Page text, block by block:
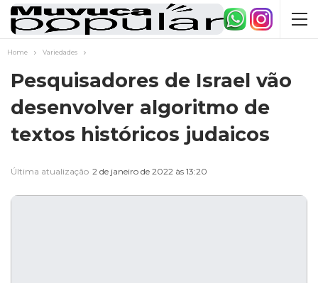
Home Variedades
Pesquisadores de Israel vão
desenvolver algoritmo de
textos históricos judaicos
Última atualização 2 de janeiro de 2022 às 13:20